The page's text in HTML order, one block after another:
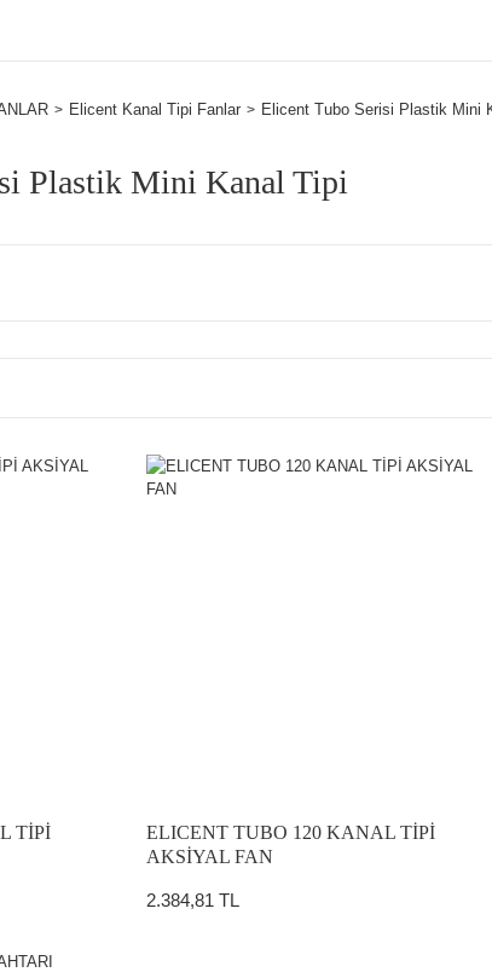
Elicent Kanal Tipi Fanlar Elicent Tubo Serisi Plastik Mini
Plastik Mini Kanal Tipi
TİPİ
ELICENT TUBO 120 KANAL TİPİ
AKSİYAL FAN
2.384,81 TL